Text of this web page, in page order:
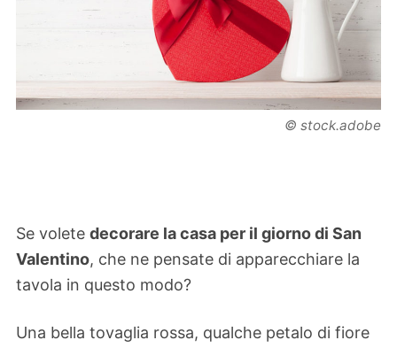
© stock.adobe
Se volete decorare la casa per il giorno di San
Valentino, che ne pensate di apparecchiare la
tavola in questo modo?
Una bella tovaglia rossa, qualche petalo di fiore